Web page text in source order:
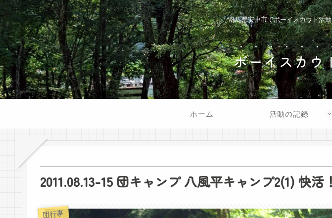
群馬県安中市でボーイスカウト活
ボーイスカウ
ホーム 活動の記録
2011.08.13-15 団キャンプ 八風平キャンプ2(1) 快活！
団行事